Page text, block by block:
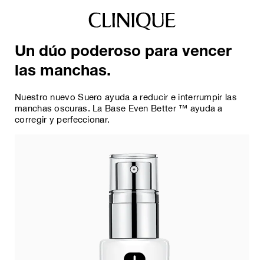
Un dúo poderoso para vencer
las manchas.
Nuestro nuevo Suero ayuda a reducir e interrumpir las
manchas oscuras. La Base Even Better ™ ayuda a
corregir y perfeccionar.